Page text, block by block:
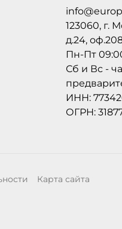
123060, г.
д.24,
Пн-Пт
Сб и Вс -
ИНН:
ОГРН:
Карта сайта